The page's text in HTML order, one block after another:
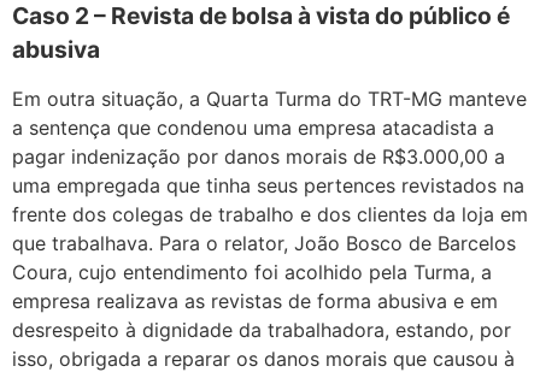
Caso 2 – Revista de bolsa à vista do público é
abusiva
Em outra situação, a Quarta Turma do TRT-MG manteve
a sentença que condenou uma empresa atacadista a
pagar indenização por danos morais de R$3.000,00 a
uma empregada que tinha seus pertences revistados na
frente dos colegas de trabalho e dos clientes da loja em
que trabalhava. Para o relator, João Bosco de Barcelos
Coura, cujo entendimento foi acolhido pela Turma, a
empresa realizava as revistas de forma abusiva e em
desrespeito à dignidade da trabalhadora, estando, por
isso, obrigada a reparar os danos morais que causou à